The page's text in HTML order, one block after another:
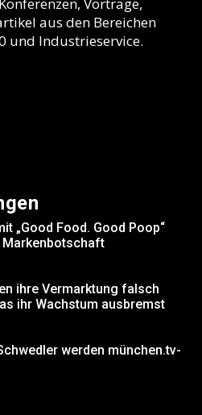
Vorträge,
aus den Bereichen
und Industrieservice.
„Good Food. Good Poop“
ihre Vermarktung falsch
ihr Wachstum ausbremst
werden münchen.tv-